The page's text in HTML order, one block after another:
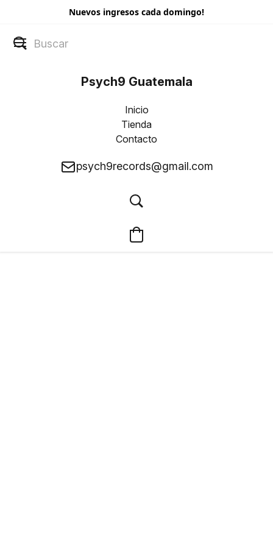
Nuevos ingresos cada domingo!
Psych9 Guatemala
Inicio
Tienda
Contacto
psych9records@gmail.com